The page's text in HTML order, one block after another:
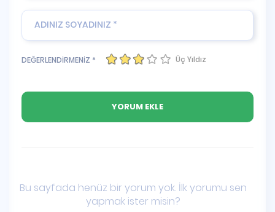
DEĞERLENDİRMENİZ * Üç Yıldız
Bu sayfada henüz bir yorum yok. İlk yorumu sen
yapmak ister misin?